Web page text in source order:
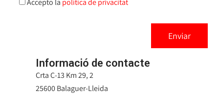
Accepto la política de privacitat
Informació de contacte
Crta C-13 Km 29, 2
25600 Balaguer-Lleida